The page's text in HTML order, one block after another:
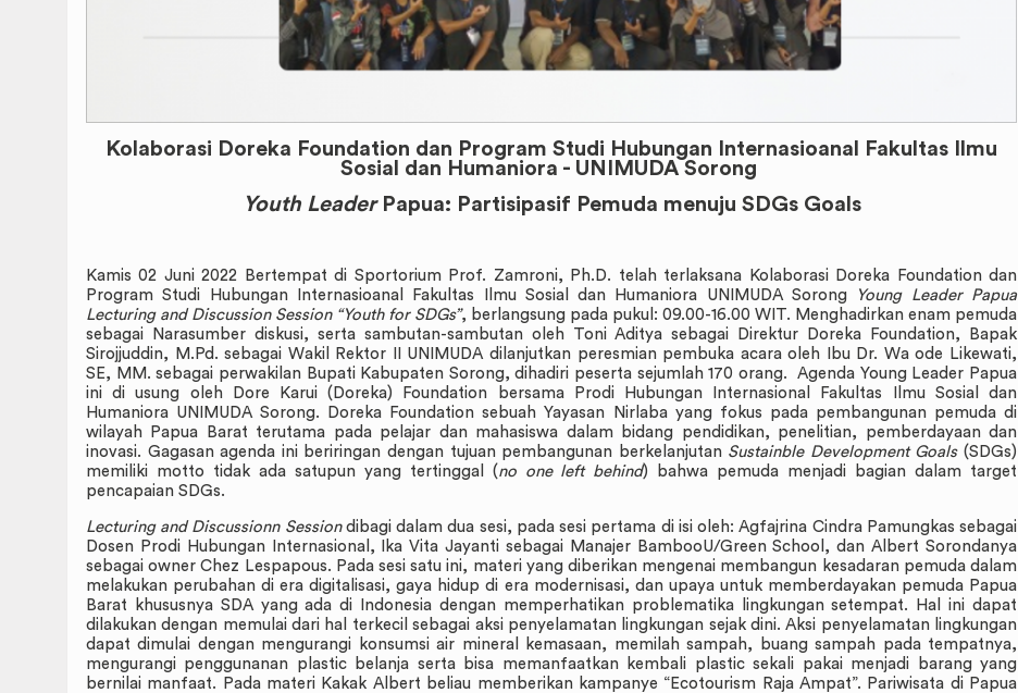
Kolaborasi Doreka Foundation dan Program Studi Hubungan Internasioanal Fakultas Ilmu
Sosial dan Humaniora - UNIMUDA Sorong
Youth LeaderPapua: Partisipasif Pemuda menuju SDGs Goals
Kamis 02 Juni 2022 Bertempat di Sportorium Prof. Zamroni, Ph.D. telah terlaksana Kolaborasi Doreka Foundation dan
Program Studi Hubungan Internasioanal Fakultas Ilmu Sosial dan Humaniora UNIMUDA Sorong
Young Leader Papua
Lecturing and Discussion Session “Youth for SDGs”, berlangsung pada pukul: 09.00-16.00 WIT. Menghadirkan enam pemuda
sebagai Narasumber diskusi, serta sambutan-sambutan oleh Toni Aditya sebagai Direktur Doreka Foundation, Bapak
Sirojjuddin, M.Pd. sebagai Wakil Rektor II UNIMUDA dilanjutkan peresmian pembuka acara oleh Ibu Dr. Wa ode Likewati,
SE, MM. sebagai perwakilan Bupati Kabupaten Sorong, dihadiri peserta sejumlah 170 orang. Agenda Young Leader Papua
ini di usung oleh Dore Karui (Doreka) Foundation bersama Prodi Hubungan Internasional Fakultas Ilmu Sosial dan
Humaniora UNIMUDA Sorong. Doreka Foundation sebuah Yayasan Nirlaba yang fokus pada pembangunan pemuda di
wilayah Papua Barat terutama pada pelajar dan mahasiswa dalam bidang pendidikan, penelitian, pemberdayaan dan
inovasi. Gagasan agenda ini beriringan dengan tujuan pembangunan berkelanjutan Sustainble Development Goals(SDGs)
memiliki motto tidak ada satupun yang tertinggal (no one left behind) bahwa pemuda menjadi bagian dalam target
pencapaian SDGs.
Lecturing and Discussionn Sessiondibagi dalam dua sesi, pada sesi pertama di isi oleh: Agfajrina Cindra Pamungkas sebagai
Dosen Prodi Hubungan Internasional, Ika Vita Jayanti sebagai Manajer BambooU/Green School, dan Albert Sorondanya
sebagai owner Chez Lespapous. Pada sesi satu ini, materi yang diberikan mengenai membangun kesadaran pemuda dalam
melakukan perubahan di era digitalisasi, gaya hidup di era modernisasi, dan upaya untuk memberdayakan pemuda Papua
Barat khususnya SDA yang ada di Indonesia dengan memperhatikan problematika lingkungan setempat. Hal ini dapat
dilakukan dengan memulai dari hal terkecil sebagai aksi penyelamatan lingkungan sejak dini. Aksi penyelamatan lingkungan
dapat dimulai dengan mengurangi konsumsi air mineral kemasaan, memilah sampah, buang sampah pada tempatnya,
mengurangi penggunanan plastic belanja serta bisa memanfaatkan kembali plastic sekali pakai menjadi barang yang
bernilai manfaat. Pada materi Kakak Albert beliau memberikan kampanye “Ecotourism Raja Ampat”. Pariwisata di Papua